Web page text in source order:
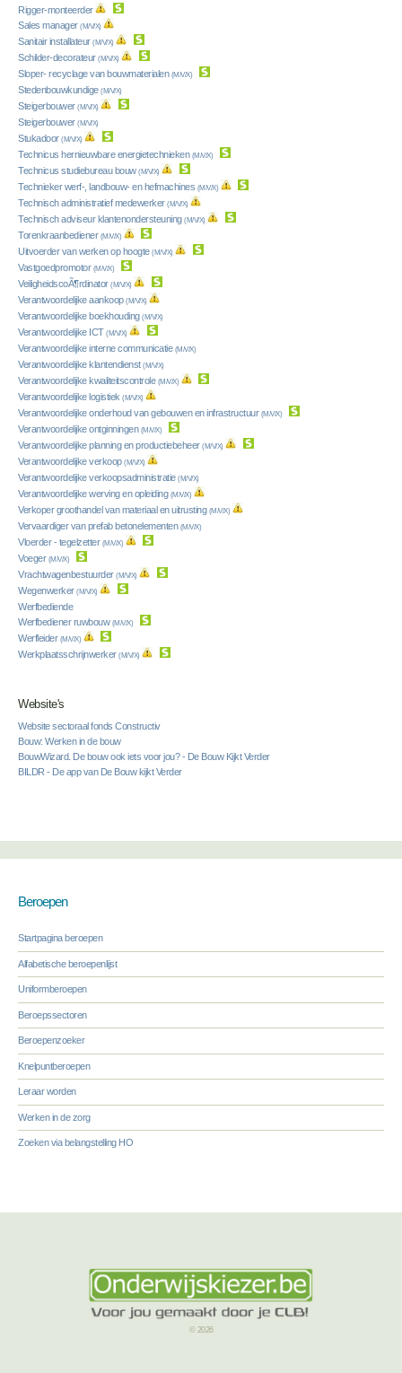
Rigger-monteerder
Sales manager (M/V/X)
Sanitair installateur (M/V/X)
Schilder-decorateur (M/V/X)
Sloper- recyclage van bouwmaterialen (M/V/X)
Stedenbouwkundige (M/V/X)
Steigerbouwer (M/V/X)
Steigerbouwer (M/V/X)
Stukadoor (M/V/X)
Technicus hernieuwbare energietechnieken (M/V/X)
Technicus studiebureau bouw (M/V/X)
Technieker werf-, landbouw- en hefmachines (M/V/X)
Technisch administratief medewerker (M/V/X)
Technisch adviseur klantenondersteuning (M/V/X)
Torenkraanbediener (M/V/X)
Uitvoerder van werken op hoogte (M/V/X)
Vastgoedpromotor (M/V/X)
VeiligheidscoÃ¶rdinator (M/V/X)
Verantwoordelijke aankoop (M/V/X)
Verantwoordelijke boekhouding (M/V/X)
Verantwoordelijke ICT (M/V/X)
Verantwoordelijke interne communicatie (M/V/X)
Verantwoordelijke klantendienst (M/V/X)
Verantwoordelijke kwaliteitscontrole (M/V/X)
Verantwoordelijke logistiek (M/V/X)
Verantwoordelijke onderhoud van gebouwen en infrastructuur (M/V/X)
Verantwoordelijke ontginningen (M/V/X)
Verantwoordelijke planning en productiebeheer (M/V/X)
Verantwoordelijke verkoop (M/V/X)
Verantwoordelijke verkoopsadministratie (M/V/X)
Verantwoordelijke werving en opleiding (M/V/X)
Verkoper groothandel van materiaal en uitrusting (M/V/X)
Vervaardiger van prefab betonelementen (M/V/X)
Vloerder - tegelzetter (M/V/X)
Voeger (M/V/X)
Vrachtwagenbestuurder (M/V/X)
Wegenwerker (M/V/X)
Werfbediende
Werfbediener ruwbouw (M/V/X)
Werfleider (M/V/X)
Werkplaatsschrijnwerker (M/V/X)
Website's
Website sectoraal fonds Constructiv
Bouw: Werken in de bouw
BouwWizard. De bouw ook iets voor jou? - De Bouw Kijkt Verder
BILDR - De app van De Bouw kijkt Verder
Beroepen
Startpagina beroepen
Alfabetische beroepenlijst
Uniformberoepen
Beroepssectoren
Beroepenzoeker
Knelpuntberoepen
Leraar worden
Werken in de zorg
Zoeken via belangstelling HO
© 2026